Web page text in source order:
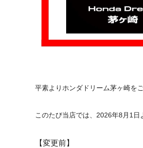
平素よりホンダドリーム茅ヶ崎を
このたび当店では、2026年8月1日
【変更前】